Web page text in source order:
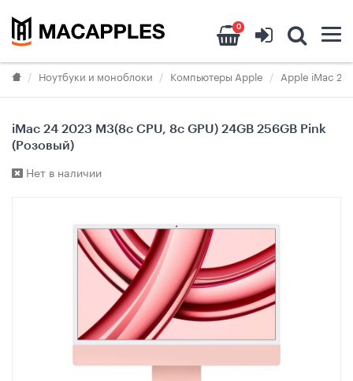
0
Ноутбуки и моноблоки Компьютеры Apple Apple iMac
iMac 24 2023 M3(8c CPU, 8c GPU) 24GB 256GB Pink
(Розовый)
Нет в наличии